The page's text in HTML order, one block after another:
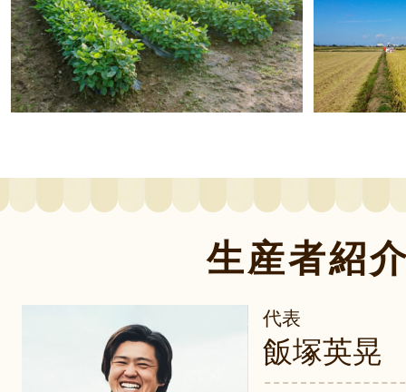
生産者紹
代表
飯塚英晃